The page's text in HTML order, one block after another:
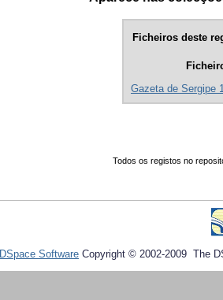
Ficheiros deste
Gazeta de Sergipe
Todos os registos no
DSpace Software Copyright © 2002-2009 The